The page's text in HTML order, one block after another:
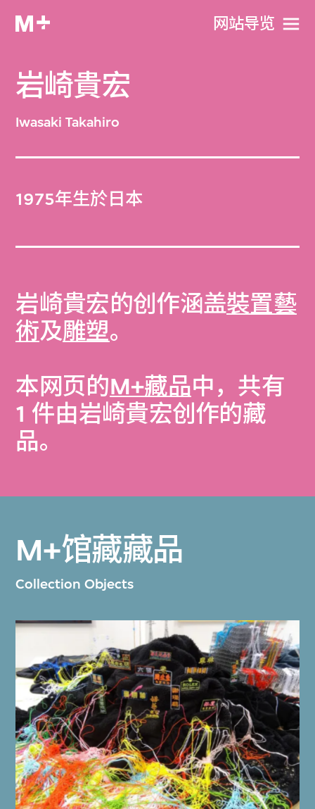
网站导览
岩崎貴宏
Iwasaki Takahiro
1975年生於日本
岩崎貴宏的创作涵盖裝置藝
術及雕塑。
本网页的M+藏品中，共有
1 件由岩崎貴宏创作的藏
品。
M+馆藏藏品
Collection Objects